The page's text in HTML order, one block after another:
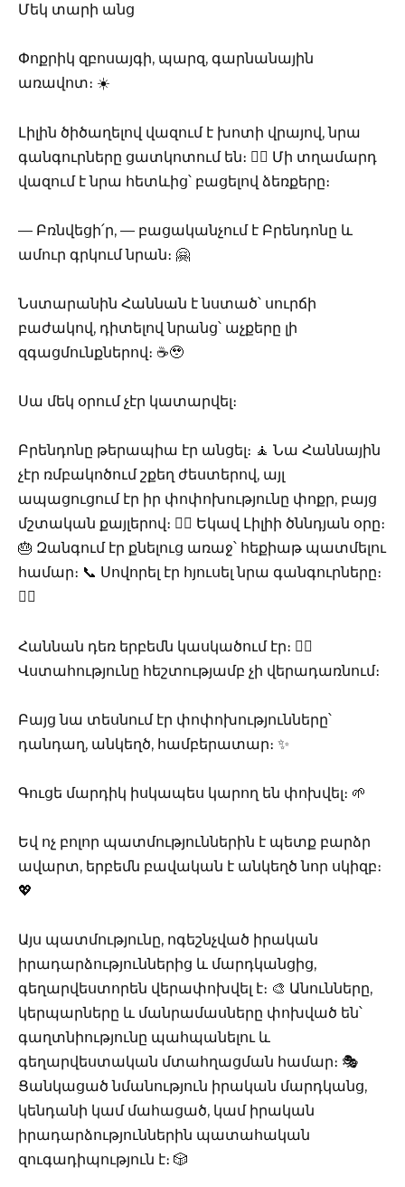
Մեկ տարի անց
Փոքրիկ զբոսայգի, պարզ, գարնանային
առավոտ։ ☀️
Լիլին ծիծաղելով վազում է խոտի վրայով, նրա
գանգուրները ցատկոտում են։ 🏃‍♀️ Մի տղամարդ
վազում է նրա հետևից՝ բացելով ձեռքերը։
— Բռնվեցի՛ր, — բացականչում է Բրենդոնը և
ամուր գրկում նրան։ 🤗
Նստարանին Հաննան է նստած՝ սուրճի
բաժակով, դիտելով նրանց՝ աչքերը լի
զգացմունքներով։ ☕️🥹
Սա մեկ օրում չէր կատարվել։
Բրենդոնը թերապիա էր անցել։ 🧘 Նա Հաննային
չէր ռմբակոծում շքեղ ժեստերով, այլ
ապացուցում էր իր փոփոխությունը փոքր, բայց
մշտական քայլերով։ 🚶‍♂️ Եկավ Լիլիի ծննդյան օրը։
🎂 Զանգում էր քնելուց առաջ՝ հեքիաթ պատմելու
համար։ 📞 Սովորել էր հյուսել նրա գանգուրները։
👱‍♀️
Հաննան դեռ երբեմն կասկածում էր։ 🤷‍♀️
Վստահությունը հեշտությամբ չի վերադառնում։
Բայց նա տեսնում էր փոփոխությունները՝
դանդաղ, անկեղծ, համբերատար։ ✨
Գուցե մարդիկ իսկապես կարող են փոխվել։ 🌱
Եվ ոչ բոլոր պատմություններին է պետք բարձր
ավարտ, երբեմն բավական է անկեղծ նոր սկիզբ։
💖
Այս պատմությունը, ոգեշնչված իրական
իրադարձություններից և մարդկանցից,
գեղարվեստորեն վերափոխվել է։ 🎨 Անունները,
կերպարները և մանրամասները փոխված են՝
գաղտնիությունը պահպանելու և
գեղարվեստական ​​մտահղացման համար։ 🎭
Ցանկացած նմանություն իրական մարդկանց,
կենդանի կամ մահացած, կամ իրական
իրադարձություններին պատահական
զուգադիպություն է։ 🎲